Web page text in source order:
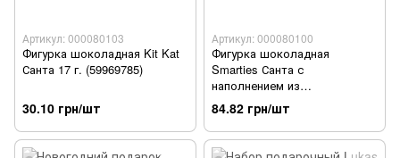
Артикул: 000080103
Фигурка шоколадная Kit Kat
Санта 17 г. (59969785)
30.10 грн/шт
Артикул: 000080100
Фигурка шоколадная
Smarties Санта с
наполнением из
шоколадного драже в
сахарной глазури 50 г
(59969778)
84.82 грн/шт